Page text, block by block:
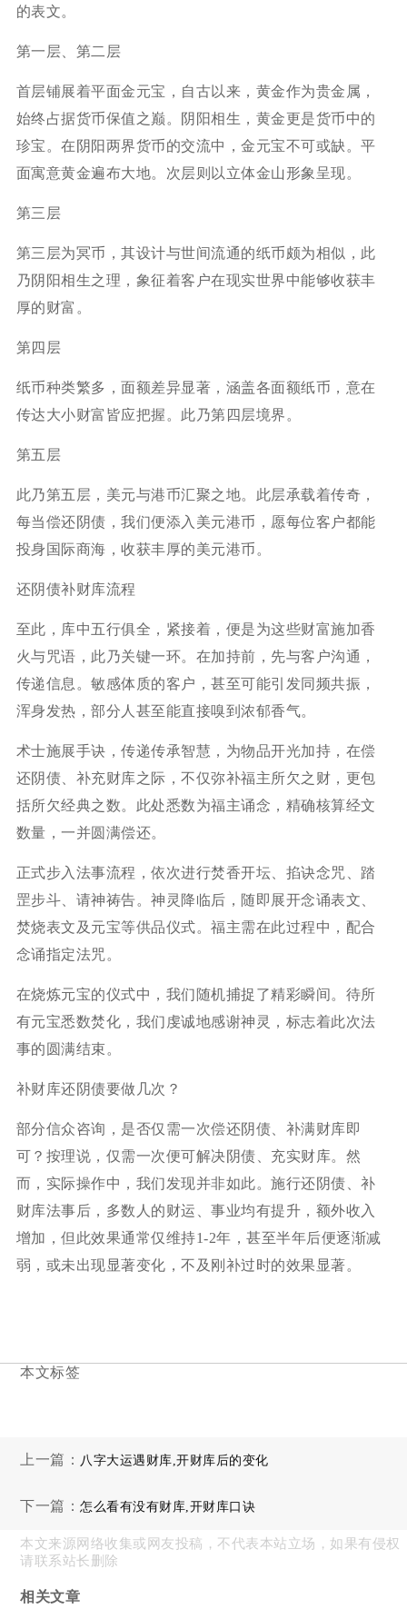
的表文。
第一层、第二层
首层铺展着平面金元宝，自古以来，黄金作为贵金属，
始终占据货币保值之巅。阴阳相生，黄金更是货币中的
珍宝。在阴阳两界货币的交流中，金元宝不可或缺。平
面寓意黄金遍布大地。次层则以立体金山形象呈现。
第三层
第三层为冥币，其设计与世间流通的纸币颇为相似，此
乃阴阳相生之理，象征着客户在现实世界中能够收获丰
厚的财富。
第四层
纸币种类繁多，面额差异显著，涵盖各面额纸币，意在
传达大小财富皆应把握。此乃第四层境界。
第五层
此乃第五层，美元与港币汇聚之地。此层承载着传奇，
每当偿还阴债，我们便添入美元港币，愿每位客户都能
投身国际商海，收获丰厚的美元港币。
还阴债补财库流程
至此，库中五行俱全，紧接着，便是为这些财富施加香
火与咒语，此乃关键一环。在加持前，先与客户沟通，
传递信息。敏感体质的客户，甚至可能引发同频共振，
浑身发热，部分人甚至能直接嗅到浓郁香气。
术士施展手诀，传递传承智慧，为物品开光加持，在偿
还阴债、补充财库之际，不仅弥补福主所欠之财，更包
括所欠经典之数。此处悉数为福主诵念，精确核算经文
数量，一并圆满偿还。
正式步入法事流程，依次进行焚香开坛、掐诀念咒、踏
罡步斗、请神祷告。神灵降临后，随即展开念诵表文、
焚烧表文及元宝等供品仪式。福主需在此过程中，配合
念诵指定法咒。
在烧炼元宝的仪式中，我们随机捕捉了精彩瞬间。待所
有元宝悉数焚化，我们虔诚地感谢神灵，标志着此次法
事的圆满结束。
补财库还阴债要做几次？
部分信众咨询，是否仅需一次偿还阴债、补满财库即
可？按理说，仅需一次便可解决阴债、充实财库。然
而，实际操作中，我们发现并非如此。施行还阴债、补
财库法事后，多数人的财运、事业均有提升，额外收入
增加，但此效果通常仅维持1-2年，甚至半年后便逐渐减
弱，或未出现显著变化，不及刚补过时的效果显著。
本文标签
上一篇： 八字大运遇财库,开财库后的变化
下一篇：怎么看有没有财库,开财库口诀
本文来源网络收集或网友投稿，不代表本站立场，如果有侵权
请联系站长删除
相关文章